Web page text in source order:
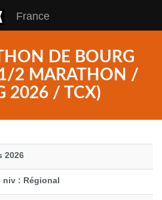
France
DE BOURG
2 MARATHON /
2026 / TCX)
2026
niv : Régional